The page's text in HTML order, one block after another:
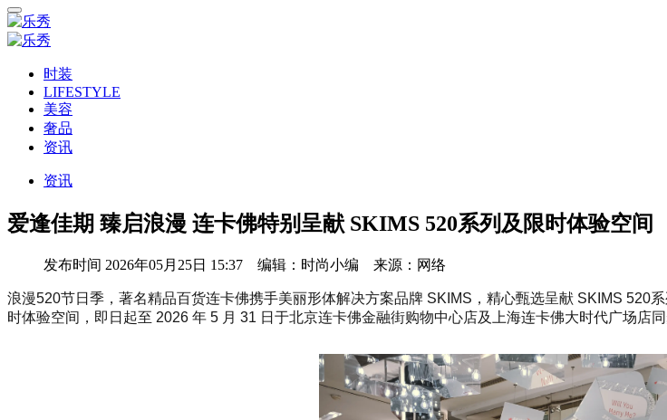
时装
LIFESTYLE
美容
奢品
资讯
资讯
爱逢佳期 臻启浪漫 连卡佛特别呈献 SKIMS 520系列及限时体验空间
发布时间 2026年05月25日 15:37 编辑：时尚小编 来源：网络
浪漫520节日季，著名精品百货连卡佛携手美丽形体解决方案品牌 SKIMS，精心甄选呈献 SKIMS 520
时体验空间，即日起至 2026 年 5 月 31 日于北京连卡佛金融街购物中心店及上海连卡佛大时代广场店同